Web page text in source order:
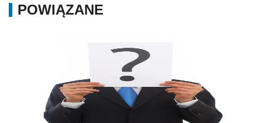
POWIĄZANE